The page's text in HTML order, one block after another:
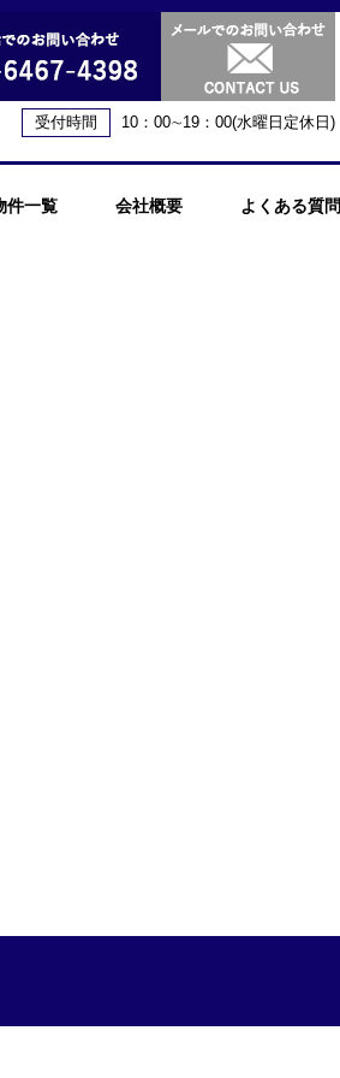
受付時間 10：00∼19：00(水曜日定休日)
件一覧 会社概要 よくある質問